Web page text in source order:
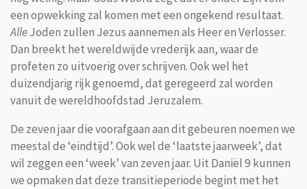
een opwekking zal komen met een ongekend resultaat.
AlleJoden zullen Jezus aannemen als Heer en Verlosser.
Dan breekt het wereldwijde vrederijk aan, waar de
profeten zo uitvoerig over schrijven. Ook wel het
duizendjarig rijk genoemd, dat geregeerd zal worden
vanuit de wereldhoofdstad Jeruzalem.
De zeven jaar die voorafgaan aan dit gebeuren noemen we
meestal de ‘eindtijd’. Ook wel de ‘laatste jaarweek’, dat
wil zeggen een ‘week’ van zeven jaar. Uit Daniël 9 kunnen
we opmaken dat deze transitieperiode begint met het